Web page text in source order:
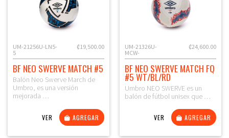
₡19,500.00
UM-21256U-LN5-
5
BF NEO SWERVE MATCH #5
Balón Neo Swerve March de
Umbro, es una versión
mejorada …
VER AGREGAR
₡24,600.00
UM-21326U-
MCW-
BF NEO SWERVE MATCH FQ
#5 WT/BL/RD
Umbro NEO SWERVE es un
balón de fútbol unisex que …
VER AGREGAR